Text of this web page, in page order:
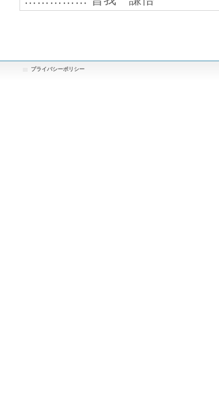
プライバシーポリシー